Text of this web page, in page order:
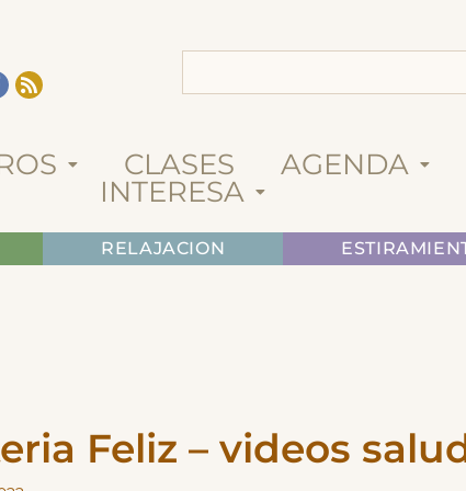
CLASES
AGENDA
INTERESA
RELAJACION
Feliz – videos